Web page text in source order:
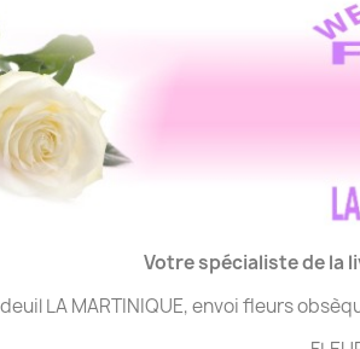
Votre spécialiste de la
LA MARTINIQUE, envoi fleurs